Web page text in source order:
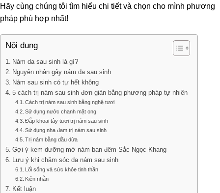
Hãy cùng chúng tôi tìm hiểu chi tiết và chọn cho mình phương
pháp phù hợp nhất!
Nội dung
Nám da sau sinh là gì?
Nguyên nhân gây nám da sau sinh
Nám sau sinh có tự hết không
5 cách trị nám sau sinh đơn giản bằng phương pháp tự nhiên
Cách trị nám sau sinh bằng nghệ tươi
Sử dụng nước chanh mật ong
Đắp khoai tây tươi trị nám sau sinh
Sử dụng nha đam trị nám sau sinh
Trị nám bằng dầu dừa
Gợi ý kem dưỡng mờ nám ban đêm Sắc Ngọc Khang
Lưu ý khi chăm sóc da nám sau sinh
Lối sống và sức khỏe tinh thần
Kiên nhẫn
Kết luận